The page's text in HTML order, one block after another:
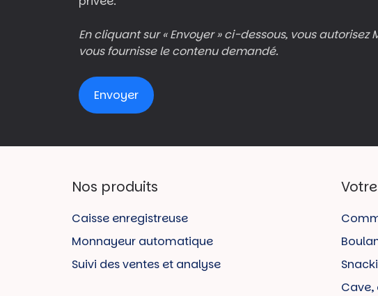
En cliquant sur « Envoyer » ci-dessous, vous
vous fournisse le contenu demandé.
Nos produits
Caisse enregistreuse
Monnayeur automatique
Suivi des ventes et analyse
Cave,